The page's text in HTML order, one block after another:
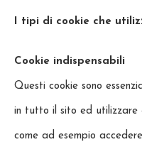
I tipi di cookie che
Cookie indispensabili
Questi cookie sono
in tutto il sito ed utilizzare
come ad esempio